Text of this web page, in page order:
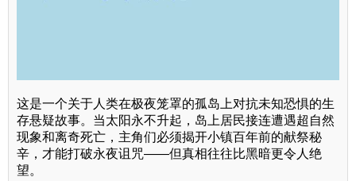
这是一个关于人类在极夜笼罩的孤岛上对抗未知恐惧的生
存悬疑故事。当太阳永不升起，岛上居民接连遭遇超自然
现象和离奇死亡，主角们必须揭开小镇百年前的献祭秘
辛，才能打破永夜诅咒——但真相往往比黑暗更令人绝
望。